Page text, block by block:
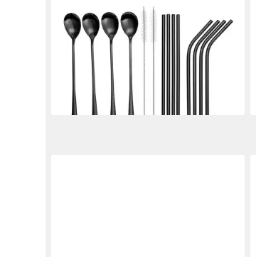
Latte-Macchiato-Löffel GRÄWE
Trinkhalm-Set 14-tlg., Edelstahl,
schwarz
9,90 €
lieferbar - in 2-3 Werktagen bei dir